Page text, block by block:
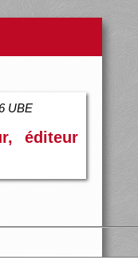
UBE
éditeur